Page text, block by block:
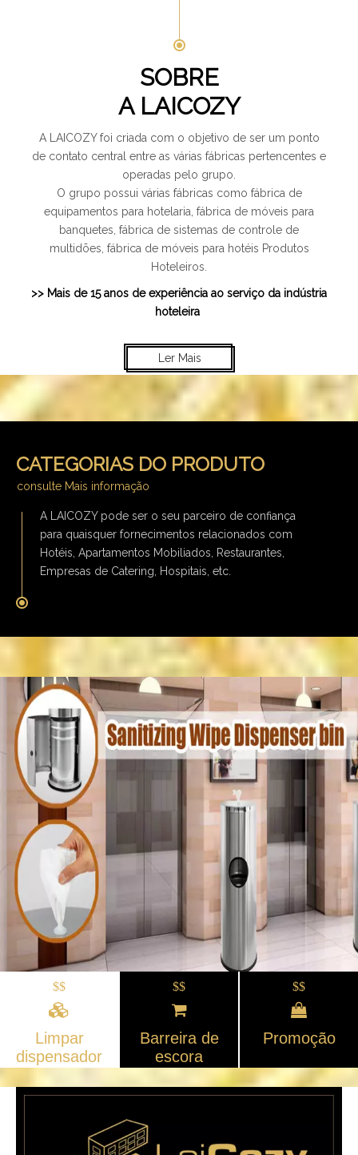
SOBRE
A LAICOZY
A LAICOZY foi criada com o objetivo de ser um ponto
de contato central entre as várias fábricas pertencentes e
operadas pelo grupo.
O grupo possui várias fábricas como fábrica de
equipamentos para hotelaria, fábrica de móveis para
banquetes, fábrica de sistemas de controle de
multidões, fábrica de móveis para hotéis Produtos
Hoteleiros.
>> Mais de 15 anos de experiência ao serviço da indústria
hoteleira
Ler Mais
CATEGORIAS DO PRODUTO
consulte Mais informação
A LAICOZY pode ser o seu parceiro de confiança
para quaisquer fornecimentos relacionados com
Hotéis, Apartamentos Mobiliados, Restaurantes,
Empresas de Catering, Hospitais, etc.
$$
Limpar
dispensador
$$
Barreira de
escora
$$
Promoção